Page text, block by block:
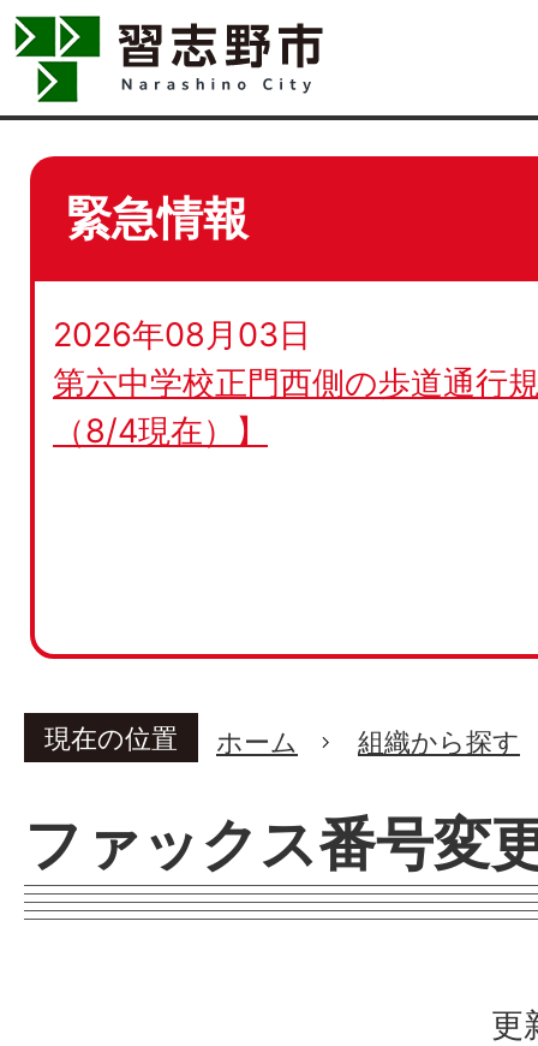
緊急情報
2026年08月03日
第六中学校正門西側の歩道通行
（8/4現在）】
現在の位置 ホーム 組織から探す
ファックス番号変
更